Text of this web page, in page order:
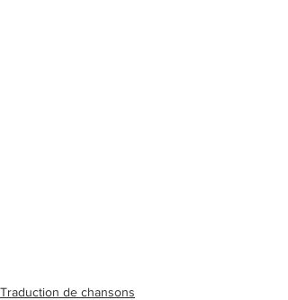
Traduction de chansons